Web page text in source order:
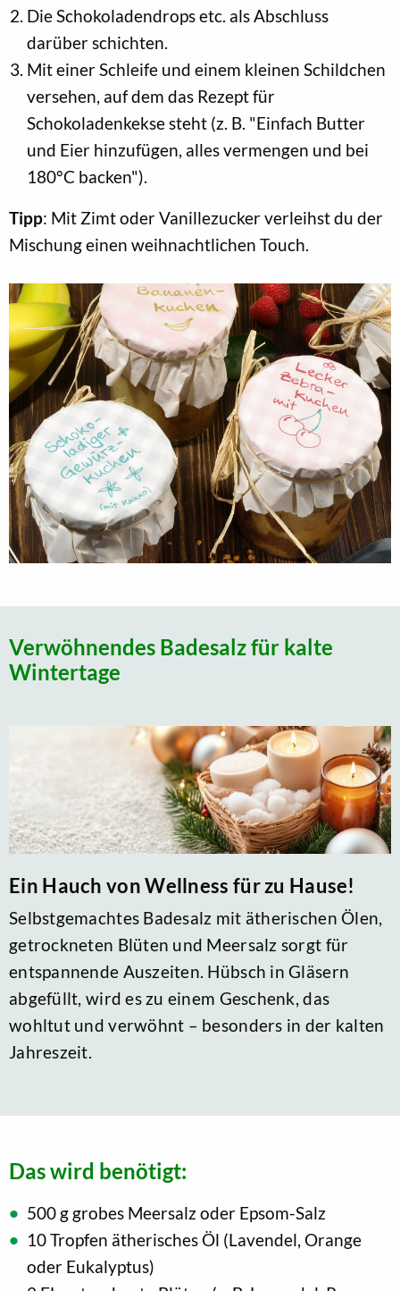
Die Schokoladendrops etc. als Abschluss
darüber schichten.
Mit einer Schleife und einem kleinen Schildchen
versehen, auf dem das Rezept für
Schokoladenkekse steht (z. B. "Einfach Butter
und Eier hinzufügen, alles vermengen und bei
180°C backen").
Tipp: Mit Zimt oder Vanillezucker verleihst du der
Mischung einen weihnachtlichen Touch.
Verwöhnendes Badesalz für kalte
Wintertage
Ein Hauch von Wellness für zu Hause!
Selbstgemachtes Badesalz mit ätherischen Ölen,
getrockneten Blüten und Meersalz sorgt für
entspannende Auszeiten. Hübsch in Gläsern
abgefüllt, wird es zu einem Geschenk, das
wohltut und verwöhnt – besonders in der kalten
Jahreszeit.
Das wird benötigt:
500 g grobes Meersalz oder Epsom-Salz
10 Tropfen ätherisches Öl (Lavendel, Orange
oder Eukalyptus)